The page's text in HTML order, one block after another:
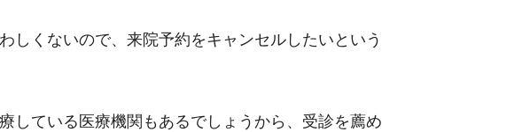
しくないので、来院予約をキャンセルしたいという
している医療機関もあるでしょうから、受診を薦め